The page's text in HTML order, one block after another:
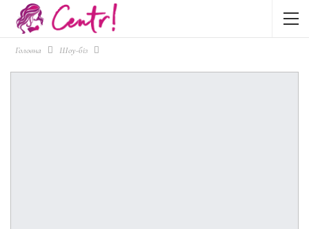
Головна Шоу-біз